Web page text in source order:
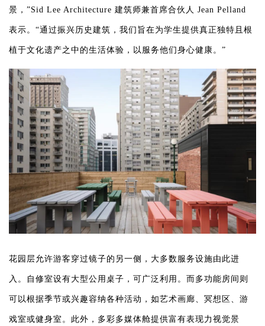
景，”Sid Lee Architecture 建筑师兼首席合伙人 Jean Pelland
表示。“通过振兴历史建筑，我们旨在为学生提供真正独特且根
植于文化遗产之中的生活体验，以服务他们身心健康。”
花园层允许游客穿过镜子的另一侧，大多数服务设施由此进
入。自修室设有大型公用桌子，可广泛利用。而多功能房间则
可以根据季节或兴趣容纳各种活动，如艺术画廊、冥想区、游
戏室或健身室。此外，多彩多媒体舱提供富有表现力视觉景